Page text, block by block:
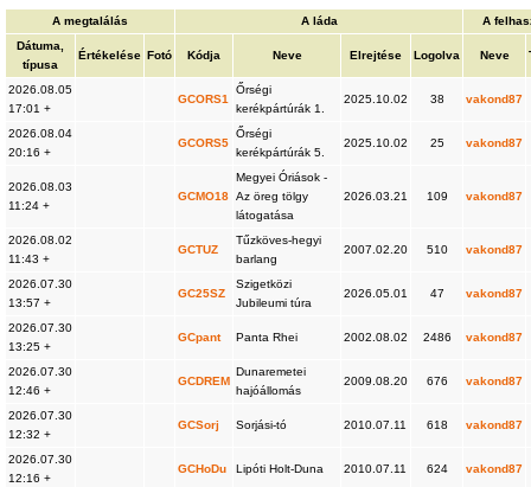
A megtalálás A láda
A
Dátuma,
típusa
Értékelése Fotó Kódja Neve Elrejtése Logolva Neve
2026.08.05
17:01 +
GCORS1
Őrségi
kerékpártúrák 1.
2025.10.02 38 vakond87
2026.08.04
20:16 +
GCORS5
Őrségi
kerékpártúrák 5.
2025.10.02 25 vakond87
2026.08.03
11:24 +
GCMO18
Megyei Óriások -
Az öreg tölgy
látogatása
2026.03.21 109 vakond87
2026.08.02
11:43 +
GCTUZ
Tűzköves-hegyi
barlang
2007.02.20 510 vakond87
2026.07.30
13:57 +
GC25SZ
Szigetközi
Jubileumi túra
2026.05.01 47 vakond87
2026.07.30
13:25 +
GCpant Panta Rhei 2002.08.02 2486 vakond87
2026.07.30
12:46 +
GCDREM
Dunaremetei
hajóállomás
2009.08.20 676 vakond87
2026.07.30
12:32 +
GCSorj Sorjási-tó 2010.07.11 618 vakond87
2026.07.30
12:16 +
GCHoDu Lipóti Holt-Duna 2010.07.11 624 vakond87